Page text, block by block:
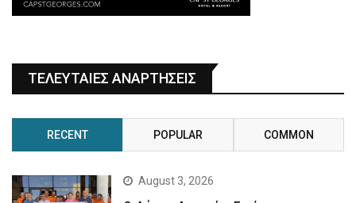
ΤΕΛΕΥΤΑΙΕΣ ΑΝΑΡΤΗΣΕΙΣ
RECENT POPULAR COMMON
August 3, 2026